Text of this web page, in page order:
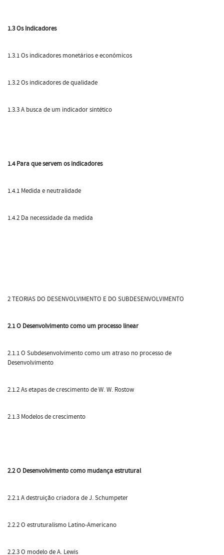
1.3 Os Indicadores
1.3.1 Os indicadores monetários e económicos
1.3.2 Os indicadores de qualidade
1.3.3 A busca de um indicador sintético
1.4 Para que servem os indicadores
1.4.1 Medida e neutralidade
1.4.2 Da necessidade da medida
2 TEORIAS DO DESENVOLVIMENTO E DO SUBDESENVOLVIMENTO
2.1 O Desenvolvimento como um processo linear
2.1.1 O Subdesenvolvimento como um atraso no processo de
Desenvolvimento
2.1.2 As etapas de crescimento de W. W. Rostow
2.1.3 Modelos de crescimento
2.2 O Desenvolvimento como mudança estrutural
2.2.1 A destruição criadora de J. Schumpeter
2.2.2 O estruturalismo Latino-Americano
2.2.3 O modelo de A. Lewis